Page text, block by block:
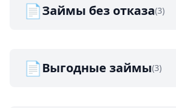
📄Займы без отказа(3)
📄Выгодные займы(3)